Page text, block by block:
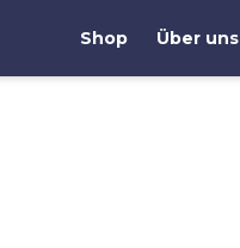
Shop Über uns